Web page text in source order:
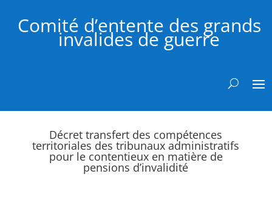
Comité d’entente des grands
invalides de guerre
Décret transfert des compétences
territoriales des tribunaux administratifs
pour le contentieux en matière de
pensions d’invalidité